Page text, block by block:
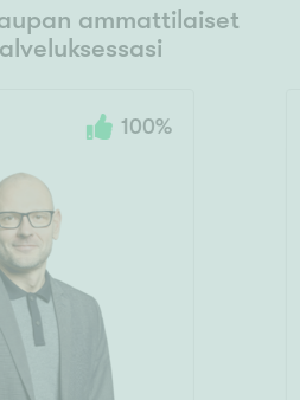
ammattilaiset
100%